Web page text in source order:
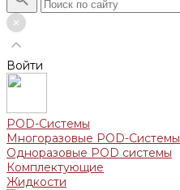
Войти
POD-Системы
Многоразовые POD-Системы
Одноразовые POD системы
Комплектующие
Жидкости